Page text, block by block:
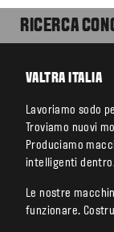
RICERCA
VALTRA ITALIA
Lavoriamo sodo
Troviamo nuovi
Produciamo
intelligenti
Le nostre
funzionare.